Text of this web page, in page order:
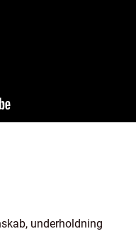
underholdning